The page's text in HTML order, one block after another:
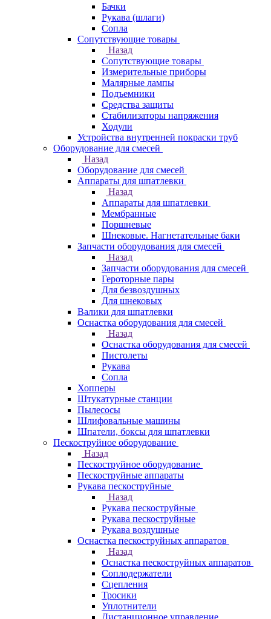
Бачки
Рукава (шлаги)
Сопла
Сопутствующие товары
Назад
Сопутствующие товары
Измерительные приборы
Малярные лампы
Подъемники
Средства защиты
Стабилизаторы напряжения
Ходули
Устройства внутренней покраски труб
Оборудование для смесей
Назад
Оборудование для смесей
Аппараты для шпатлевки
Назад
Аппараты для шпатлевки
Мембранные
Поршневые
Шнековые. Нагнетательные баки
Запчасти оборудования для смесей
Назад
Запчасти оборудования для смесей
Героторные пары
Для безвоздушных
Для шнековых
Валики для шпатлевки
Оснастка оборудования для смесей
Назад
Оснастка оборудования для смесей
Пистолеты
Рукава
Сопла
Хопперы
Штукатурные станции
Пылесосы
Шлифовальные машины
Шпатели, боксы для шпатлевки
Пескоструйное оборудование
Назад
Пескоструйное оборудование
Пескоструйные аппараты
Рукава пескоструйные
Назад
Рукава пескоструйные
Рукава пескоструйные
Рукава воздушные
Оснастка пескоструйных аппаратов
Назад
Оснастка пескоструйных аппаратов
Соплодержатели
Сцепления
Тросики
Уплотнители
Дистанционное управление